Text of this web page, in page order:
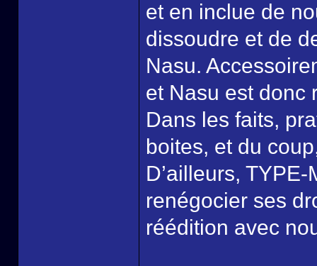
et en inclue de
dissoudre et de
Nasu.
et Nasu est donc
Dans les faits,
boites, et du
D’ailleurs,
renégocier ses
réédition avec